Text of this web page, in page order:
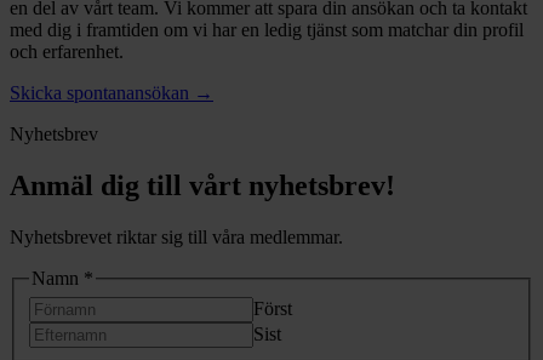
en del av vårt team. Vi kommer att spara din ansökan och ta kontakt
med dig i framtiden om vi har en ledig tjänst som matchar din profil
och erfarenhet.
Skicka spontanansökan →
Nyhetsbrev
Anmäl dig till vårt nyhetsbrev!
Nyhetsbrevet riktar sig till våra medlemmar.
*
Namn *
Först
Sist